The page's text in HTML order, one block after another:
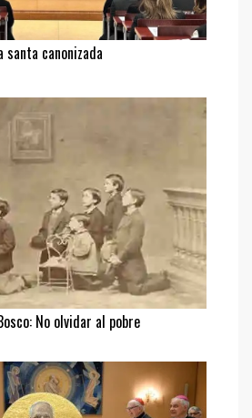
santa canonizada
No olvidar al pobre